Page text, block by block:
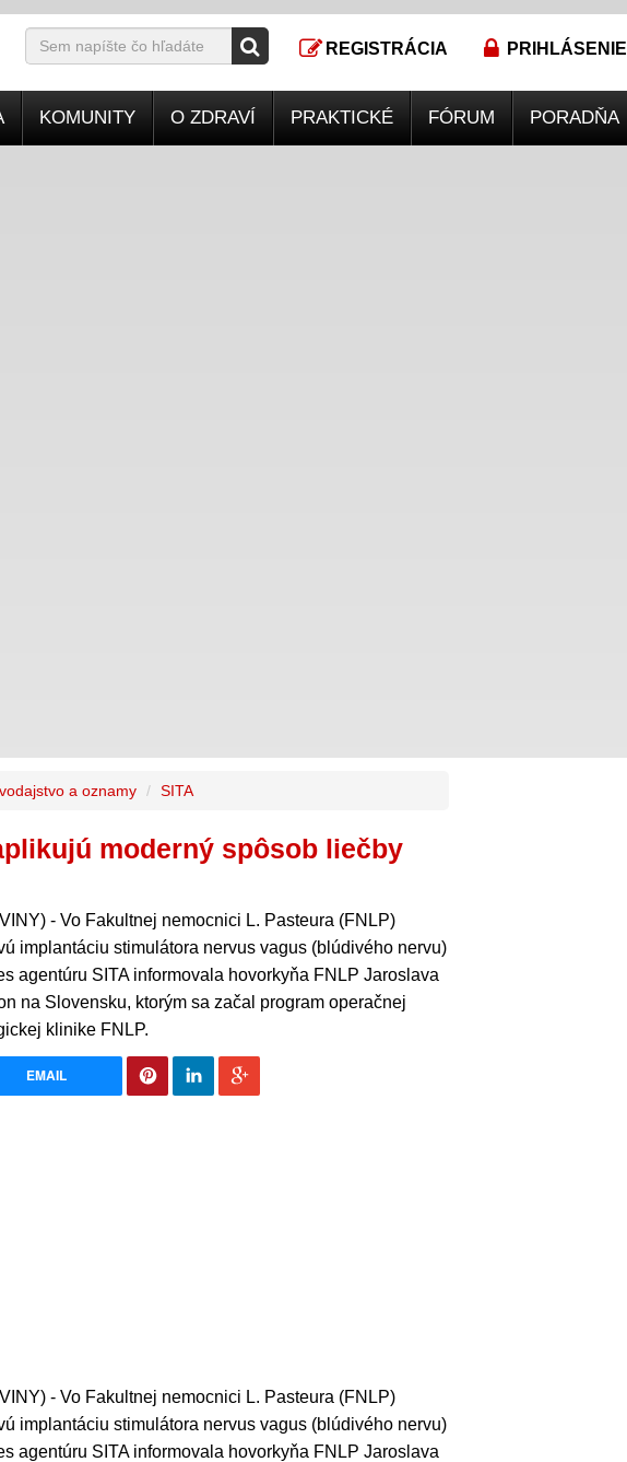
REGISTRÁCIA PRIHLÁSENIE
KOMUNITY O ZDRAVÍ PRAKTICKÉ FÓRUM PORADŇA
a oznamy SITA
moderný spôsob liečby
- Vo Fakultnej nemocnici L. Pasteura (FNLP)
implantáciu stimulátora nervus vagus (blúdivého nervu)
agentúru SITA informovala hovorkyňa FNLP Jaroslava
na Slovensku, ktorým sa začal program operačnej
klinike FNLP.
EMAIL
- Vo Fakultnej nemocnici L. Pasteura (FNLP)
implantáciu stimulátora nervus vagus (blúdivého nervu)
agentúru SITA informovala hovorkyňa FNLP Jaroslava